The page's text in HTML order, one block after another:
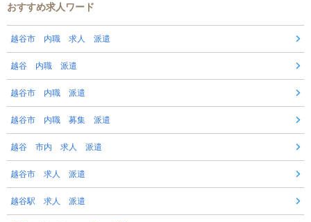
おすすめ求人ワード
越谷市 内職 求人 派遣
越谷 内職 派遣
越谷市 内職 派遣
越谷市 内職 募集 派遣
越谷 市内 求人 派遣
越谷市 求人 派遣
越谷駅 求人 派遣